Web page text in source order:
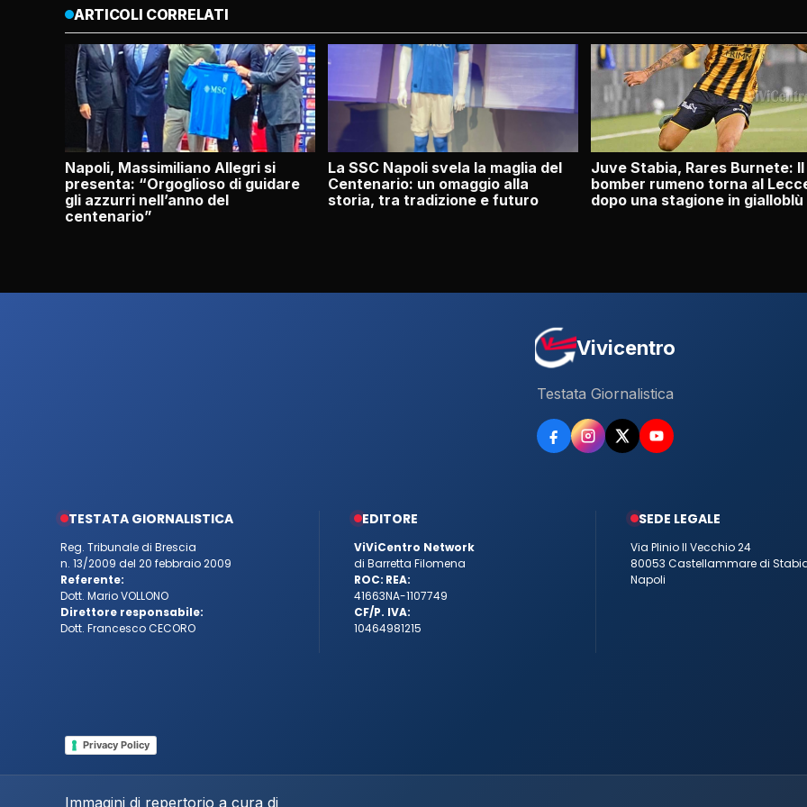
ARTICOLI CORRELATI
Napoli, Massimiliano Allegri si
presenta: “Orgoglioso di guidare
gli azzurri nell’anno del
centenario”
La SSC Napoli svela la maglia del
Centenario: un omaggio alla
storia, tra tradizione e futuro
Juve Stabia, Rares Burnete: Il
bomber rumeno torna al
dopo una stagione in gialloblù
Vivicentro
Testata Giornalistica
TESTATA GIORNALISTICA
Reg. Tribunale di Brescia
n. 13/2009 del 20 febbraio 2009
Referente:
Dott. Mario VOLLONO
Direttore responsabile:
Dott. Francesco CECORO
EDITORE
ViViCentro Network
di Barretta Filomena
ROC:
41663
REA:
NA-1107749
CF/P. IVA:
10464981215
SEDE LEGALE
Via Plinio Il Vecchio 24
80053 Castellammare di
Napoli
Privacy Policy
Immagini di repertorio a cura di